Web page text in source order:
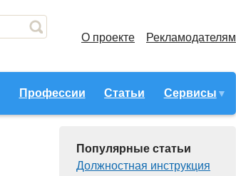
О проекте Рекламодателям
Профессии Статьи Сервисы
Популярные статьи
Должностная инструкция